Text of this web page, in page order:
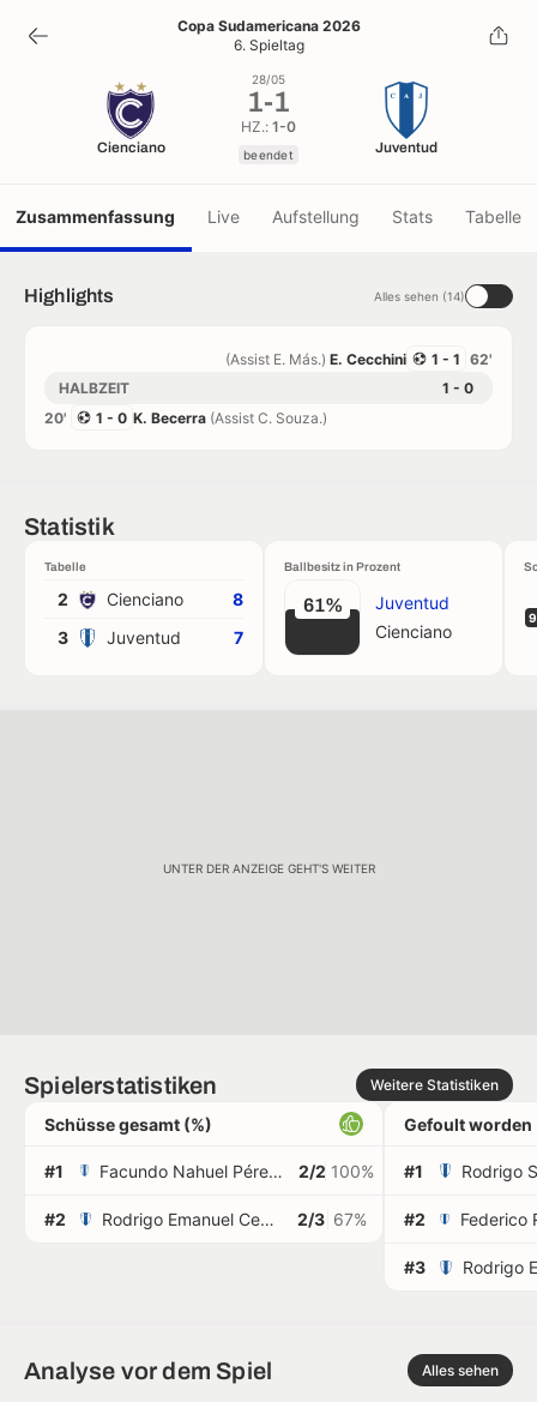
1-1
beendet
Copa Sudamericana 2026
6. Spieltag
Cienciano
28/05
1-1
HZ.: 1-0
beendet Juventud
Zusammenfassung Live Aufstellung Stats Tabelle
Highlights Alles sehen (14)
62'
1 - 1
(Assist E. Más.) E. Cecchini
HALBZEIT
1 - 0
20'
1 - 0 K. Becerra (Assist C. Souza.)
Statistik
Tabelle
2 Cienciano
8
3
Juventud 7
Ballbesitz in Prozent
61%
Juventud
Cienciano
9
UNTER DER ANZEIGE GEHT'S WEITER
Spielerstatistiken Weitere Statistiken
Schüsse gesamt (%)
#1 Facundo Nahuel Pérez Bertinat 2/2 100%
#2 Rodrigo Emanuel Cecchini 2/3 67%
Gefoult worden
#1
#2
#3 Rodrigo
Analyse vor dem Spiel Alles sehen